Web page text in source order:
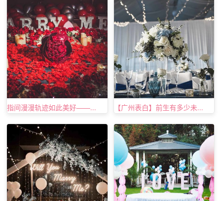
求婚戒指和结婚戒指可以用同一个吗：代表的含义不同
求婚戒指是男方表示自己希望女方嫁给自己的时候为女方佩
戴的，因此当女方接受了这枚钻戒，就代表她答应了男方的
求婚，愿意和他相守一生。而佩戴上求婚戒指的女生就成为
了男生名正言顺的未婚妻。同样的，结婚戒指佩戴之后就表
示今后二人成为了名正言顺的夫妻。
上述内容便是特爱有品求婚策划为大家分享的关于求婚戒指
和结婚戒指可以用同一个吗的相关内容推荐，希望能给即将
要求婚的朋友们带来帮助，当然如果大家在求婚的过程中遇
指间漫漫轨迹如此美好——... 【广州表白】前生有多少未...